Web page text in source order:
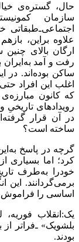
حال، گستره‌ی
سازمان
ارگان بالای
ساکن بوده‌اند.
اغلب این افراد
که کانون
رویدادهای
در آن قرار
ساخته است؟
گرچه در پاسخ
کرد؛ اما بسیاری
خودرا به‌طرف
برمی‌گردانند.
اساسی را
یک:انقلاب
بلشویک» ـ‌فراتر
بودند.